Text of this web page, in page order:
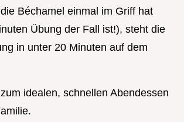
Béchamel einmal im Griff hat
Übung der Fall ist!), steht die
in unter 20 Minuten auf dem
idealen, schnellen Abendessen